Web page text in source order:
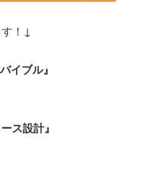
！↓
イブル』
ス設計』